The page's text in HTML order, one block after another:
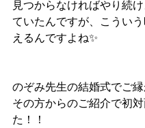
見つからなければやり続
ていたんですが、こうい
えるんですよね✨
のぞみ先生の結婚式でご縁
その方からのご紹介で初
た！！